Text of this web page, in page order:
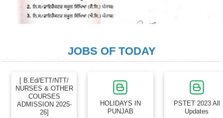
JOBS OF TODAY
[ B.Ed/ETT/NTT/
NURSES & OTHER
COURSES
ADMISSION 2025-
26]
HOLIDAYS IN
PUNJAB
PSTET 2023 All
Updates